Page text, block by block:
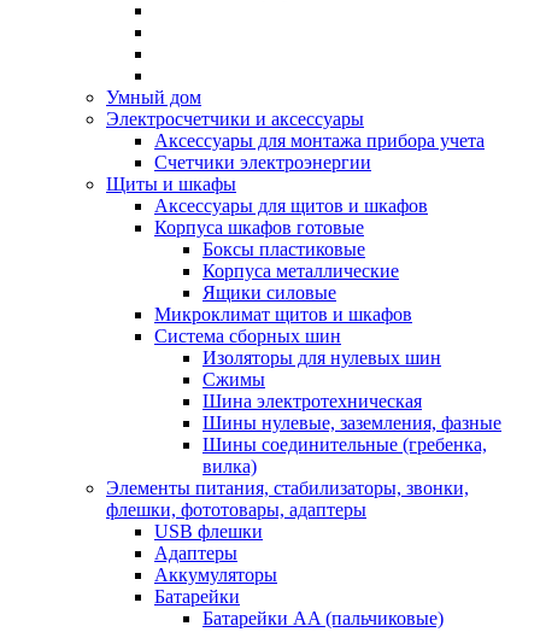
Умный дом
Электросчетчики и аксессуары
Аксессуары для монтажа прибора учета
Счетчики электроэнергии
Щиты и шкафы
Аксессуары для щитов и шкафов
Корпуса шкафов готовые
Боксы пластиковые
Корпуса металлические
Ящики силовые
Микроклимат щитов и шкафов
Система сборных шин
Изоляторы для нулевых шин
Сжимы
Шина электротехническая
Шины нулевые, заземления, фазные
Шины соединительные (гребенка,
вилка)
Элементы питания, стабилизаторы, звонки,
флешки, фототовары, адаптеры
USB флешки
Адаптеры
Аккумуляторы
Батарейки
Батарейки AA (пальчиковые)